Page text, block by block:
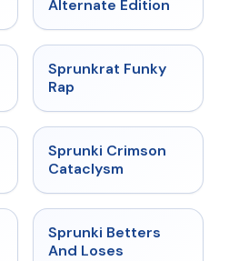
Alternate Edition
★ 4.7
Sprunkrat Funky
Rap
★ 4.7
Sprunki Crimson
Cataclysm
★
Sprunki Betters
And Loses